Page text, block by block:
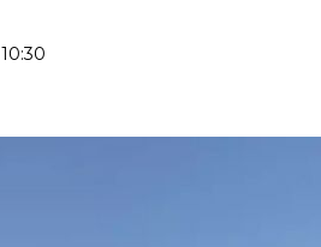
10:30